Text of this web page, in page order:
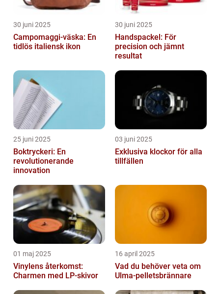
30 juni 2025
Campomaggi-väska: En
tidlös italiensk ikon
30 juni 2025
Handspackel: För
precision och jämnt
resultat
25 juni 2025
Boktryckeri: En
revolutionerande
innovation
03 juni 2025
Exklusiva klockor för alla
tillfällen
01 maj 2025
Vinylens återkomst:
Charmen med LP-skivor
16 april 2025
Vad du behöver veta om
Ulma-pelletsbrännare